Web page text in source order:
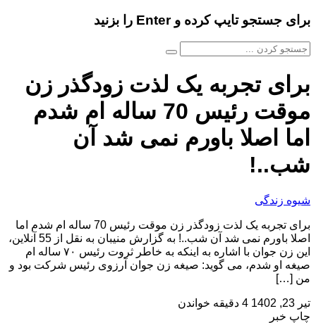
برای جستجو تایپ کرده و Enter را بزنید
برای تجربه یک لذت زودگذر زن
موقت رئیس 70 ساله ام شدم
اما اصلا باورم نمی شد آن
شب..!
شیوه زندگی
برای تجربه یک لذت زودگذر زن موقت رئیس 70 ساله ام شدم اما
اصلا باورم نمی شد آن شب..! به گزارش منیبان به نقل از 55 آنلاین،
این زن جوان با اشاره به اینکه به خاطر ثروت رئیس ۷۰ ساله ام
صیغه او شدم، می گوید: صیغه زن جوان آرزوی رئیس شرکت بود و
من […]
تیر 23, 1402
4 دقیقه خواندن
چاپ خبر